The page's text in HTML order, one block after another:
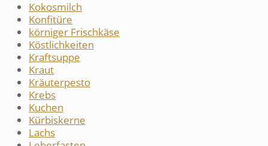
Kokosmilch
Konfitüre
körniger Frischkäse
Köstlichkeiten
Kraftsuppe
Kraut
Kräuterpesto
Krebs
Kuchen
Kürbiskerne
Lachs